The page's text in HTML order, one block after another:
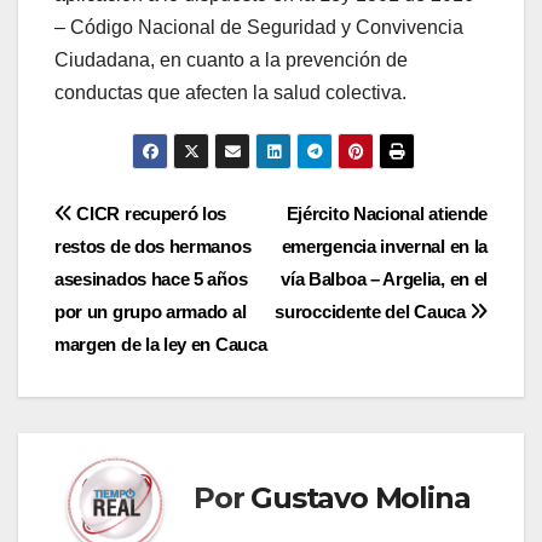
– Código Nacional de Seguridad y Convivencia
Ciudadana, en cuanto a la prevención de
conductas que afecten la salud colectiva.
Navegación
de
entradas
Ejército Nacional atiende
emergencia invernal en la
vía Balboa – Argelia, en el
suroccidente del Cauca
CICR recuperó los
restos de dos hermanos
asesinados hace 5 años
por un grupo armado al
margen de la ley en Cauca
Por Gustavo Molina